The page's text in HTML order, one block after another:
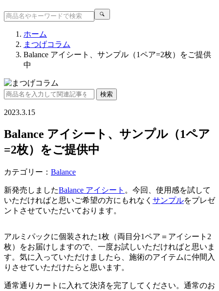
ホーム
まつげコラム
Balance アイシート、サンプル（1ペア=2枚）をご提供
中
2023.3.15
Balance アイシート、サンプル（1ペア
=2枚）をご提供中
カテゴリー： Balance
新発売しましたBalance アイシート 。今回、使用感を試して
いただければと思いご希望の方にもれなく サンプルをプレゼ
ントさせていただいております。
アルミパックに個装された1枚（両目分1ペア＝アイシート2
枚）をお届けしますので、一度お試しいただければと思いま
す。気に入っていただけましたら、施術のアイテムに仲間入
りさせていただけたらと思います。
通常通りカートに入れて決済を完了してください。通常のお